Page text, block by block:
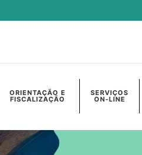
ORIENTAÇÃO E
FISCALIZAÇÃO
SERVIÇOS
ON-LINE